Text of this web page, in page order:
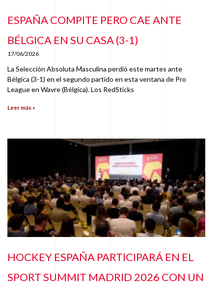
ESPAÑA COMPITE PERO CAE ANTE
BÉLGICA EN SU CASA (3-1)
17/06/2026
La Selección Absoluta Masculina perdió este martes ante
Bélgica (3-1) en el segundo partido en esta ventana de Pro
League en Wavre (Bélgica). Los RedSticks
Leer más »
HOCKEY ESPAÑA PARTICIPARÁ EN EL
SPORT SUMMIT MADRID 2026 CON UN